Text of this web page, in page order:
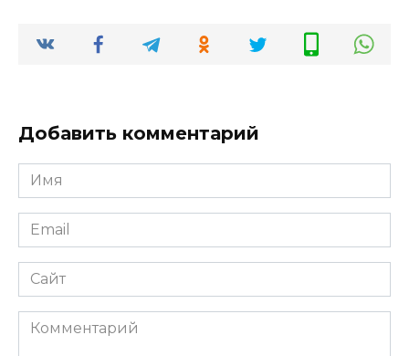
Добавить комментарий
Имя
*
Email
*
Сайт
Комментарий